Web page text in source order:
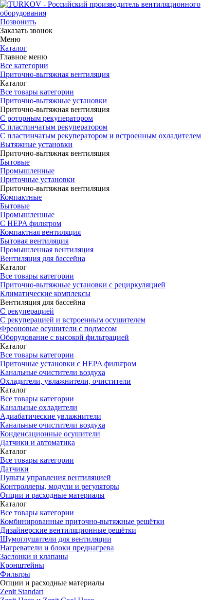
Позвонить
Заказать звонок
Меню
Каталог
Главное меню
Все категории
Приточно-вытяжная вентиляция
Каталог
Все товары категории
Приточно-вытяжные установки
Приточно-вытяжная вентиляция
С роторным рекуператором
С пластинчатым рекуператором
С пластинчатым рекуператором и встроенным охладителем
Вытяжные установки
Приточно-вытяжная вентиляция
Бытовые
Промышленные
Приточные установки
Приточно-вытяжная вентиляция
Компактные
Бытовые
Промышленные
С HEPA фильтром
Компактная вентиляция
Бытовая вентиляция
Промышленная вентиляция
Вентиляция для бассейна
Каталог
Все товары категории
Приточно-вытяжные установки с рециркуляцией
Климатические комплексы
Вентиляция для бассейна
С рекуперацией
С рекуперацией и встроенным осушителем
Фреоновые осушители с подмесом
Оборудование с высокой фильтрацией
Каталог
Все товары категории
Приточные установки c HEPA фильтром
Канальные очистители воздуха
Охладители, увлажнители, очистители
Каталог
Все товары категории
Канальные охладители
Адиабатические увлажнители
Канальные очистители воздуха
Конденсационные осушители
Датчики и автоматика
Каталог
Все товары категории
Датчики
Пульты управления вентиляцией
Контроллеры, модули и регуляторы
Опции и расходные материалы
Каталог
Все товары категории
Комбинированные приточно-вытяжные решётки
Дизайнерские вентиляционные решётки
Шумоглушители для вентиляции
Нагреватели и блоки преднагрева
Заслонки и клапаны
Кронштейны
Фильтры
Опции и расходные материалы
Zenit Standart